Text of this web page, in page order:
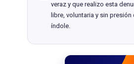
veraz y que realizo esta
libre, voluntaria y sin presión
índole.